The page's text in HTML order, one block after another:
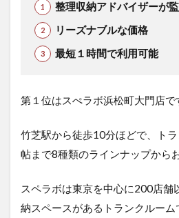
整理収納アドバイザーが
リーズナブルな価格
最短１時間で利用可能
第１位はスぺラボ浜松町大門店で
竹芝駅から徒歩10分ほどで、ト
帖まで8種類のラインナップから
スペラボは東京を中心に200店舗
納スペースがあるトランクルーム